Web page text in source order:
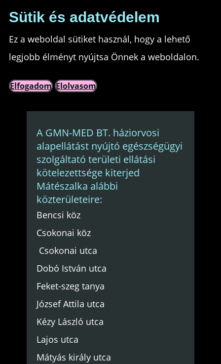
Sütik és adatvédelem
Ez a weboldal sütiket használ, hogy a lehető
legjobb élményt nyújtsa Önnek a weboldalon.
Elfogadom Elolvasom
A GMN-MED BT. háziorvosi
alapellátást nyújtó egészségügyi
szolgáltató területi ellátási
kötelezettsége kiterjed
Mátészalka alábbi
közterületeire:
Bencsi köz
Csokonai köz
Csokonai utca
Dobó István utca
Feket-szeg tanya
József Attila utca
Kézy László utca
Lajos utca
Mátyás király utca